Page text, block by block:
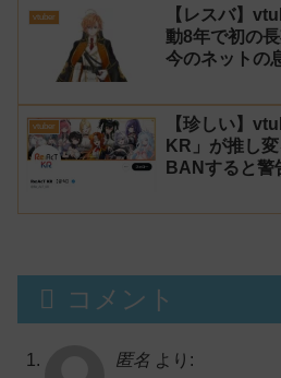
vtuber
【レスバ】
動8年で初の
今のネットの
vtuber
【珍しい】
KR」が推し
BANすると警
コメント
匿名 より: